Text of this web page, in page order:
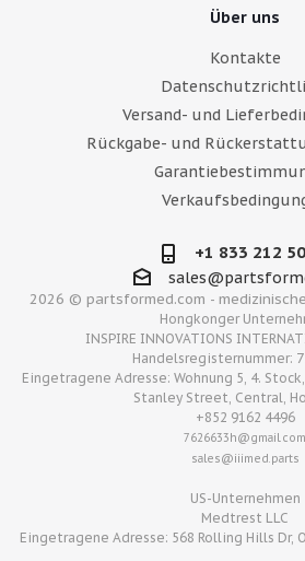
2026 © partsformed.com -
Hongkonger
INSPIRE INNOVATIONS
Handelsregisternummer:
Eingetragene Adresse: Wohnung 5, 4.
Stanley Street, Central,
+852 9162 4496
7626633h@gmail.com
sales@iiimed.parts
US-Unternehmen
Medtrest LLC
Eingetragene Adresse: 568 Rolling Hills Dr,
Über uns
Kontakte
Versand- und
Rückgabe- und
+1 833 212